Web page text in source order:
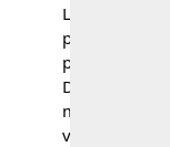
Lançamento
parcialmente
procedente.
Decisão por
maioria de
votos.